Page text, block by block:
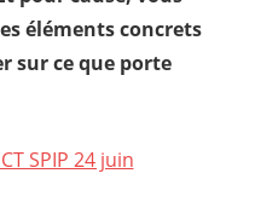
éléments concrets
sur ce que porte
SPIP 24 juin